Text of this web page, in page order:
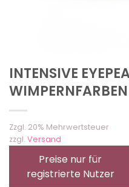
INTENSIVE
Zzgl. 20% Mehrwertsteuer
zzgl. Versand
Preise nur für
registrierte Nutzer